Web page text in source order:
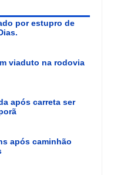
por estupro de
viaduto na rodovia
após carreta ser
após caminhão